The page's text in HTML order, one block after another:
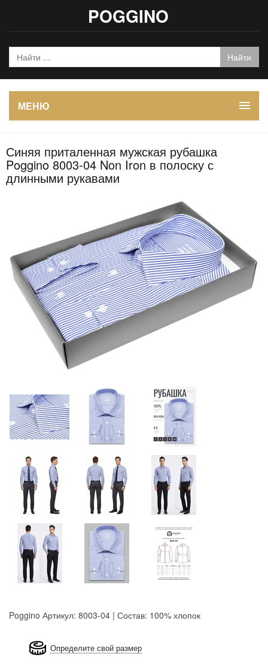
POGGINO
МЕНЮ
Синяя приталенная мужская рубашка
Poggino 8003-04 Non Iron в полоску с
длинными рукавами
Poggino Артикул: 8003-04 | Состав: 100% хлопок
Определите свой размер